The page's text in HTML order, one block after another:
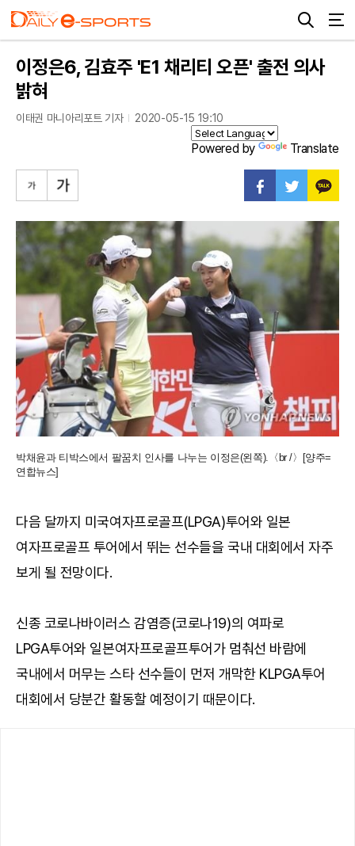
이정은6, 김효주 'E1 채리티 오픈' 출전 의사
밝혀
이태권 마니아리포트 기자 2020-05-15 19:10
Powered by Translate
박채윤과 티박스에서 팔꿈치 인사를 나누는 이정은(왼쪽).〈br /〉[양주=
연합뉴스]
다음 달까지 미국여자프로골프(LPGA)투어와 일본
여자프로골프 투어에서 뛰는 선수들을 국내 대회에서 자주
보게 될 전망이다.
신종 코로나바이러스 감염증(코로나19)의 여파로
LPGA투어와 일본여자프로골프투어가 멈춰선 바람에
국내에서 머무는 스타 선수들이 먼저 개막한 KLPGA투어
대회에서 당분간 활동할 예정이기 때문이다.